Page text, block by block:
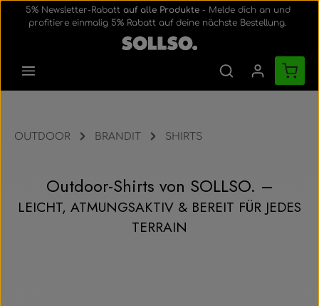
Zum Hauptinhalt springen
5% Newsletter-Rabatt auf alle Produkte- Melde dich an und
profitiere einmalig 5% Rabatt auf deine nächste Bestellung.
OUTDOOR BRANDIT SHIRTS
Outdoor-Shirts von SOLLSO. –
LEICHT, ATMUNGSAKTIV & BEREIT FÜR JEDES
TERRAIN